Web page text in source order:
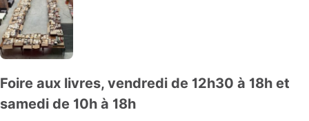
Foire aux livres, vendredi de 12h30 à 18h et
samedi de 10h à 18h